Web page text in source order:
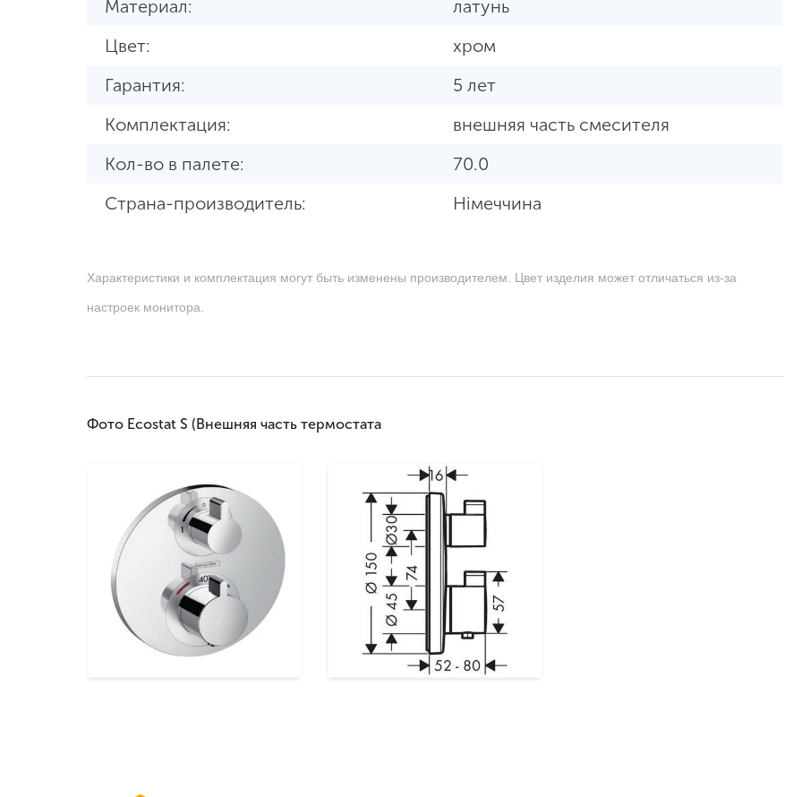
Материал:
латунь
Цвет:
хром
Гарантия:
5 лет
Комплектация:
внешняя часть смесителя
Кол-во в палете:
70.0
Страна-производитель:
Німеччина
Характеристики и комплектация могут быть изменены производителем. Цвет изделия может отличаться из-за
настроек монитора.
Фото Ecostat S (Внешняя часть термостата